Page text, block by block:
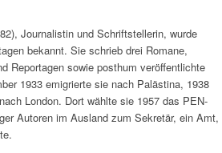
Journalistin und Schriftstellerin, wurde
bekannt. Sie schrieb drei Romane,
Reportagen sowie posthum veröffentlichte
1933 emigrierte sie nach Palästina, 1938
London. Dort wählte sie 1957 das PEN-
Autoren im Ausland zum Sekretär, ein Amt,